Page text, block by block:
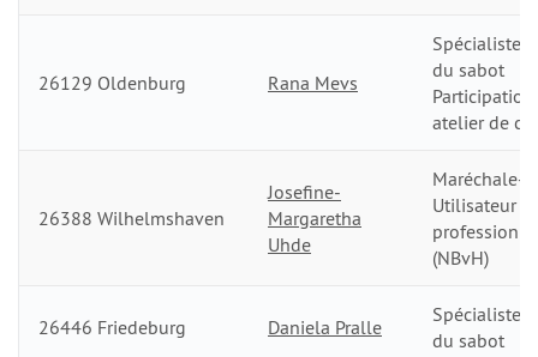
26129 Oldenburg Rana Mevs
Spécialiste
du sabot
atelier de
26388 Wilhelmshaven
Josefine-
Margaretha
Uhde
Maréchale-
Utilisateur
(NBvH)
26446 Friedeburg Daniela Pralle
Spécialiste
du sabot